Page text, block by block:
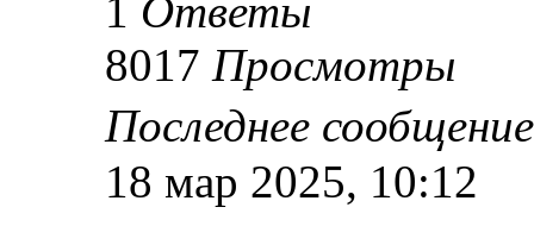
1 Ответы
8017 Просмотры
Последнее
18 мар 2025, 10:12